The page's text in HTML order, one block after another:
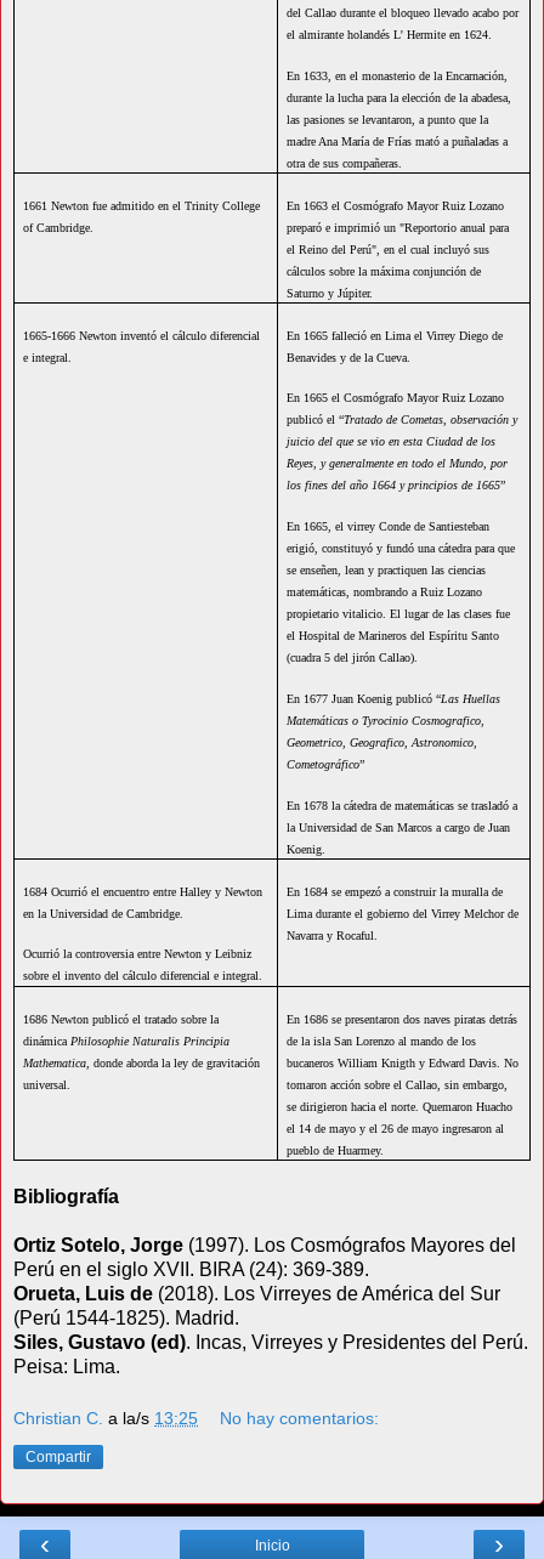
del Callao durante el bloqueo llevado acabo por
el almirante holandés L' Hermite en 1624.
En 1633, en el monasterio de la Encarnación,
durante la lucha para la elección de la abadesa,
las pasiones se levantaron, a punto que la
madre Ana María de Frías mató a puñaladas a
otra de sus compañeras.
1661 Newton fue admitido en el Trinity College
of Cambridge.
En 1663 el Cosmógrafo Mayor Ruiz Lozano
preparó e imprimió un "Reportorio anual para
el Reino del Perú", en el cual incluyó sus
cálculos sobre la máxima conjunción de
Saturno y Júpiter.
1665-1666 Newton inventó el cálculo diferencial
e integral.
En 1665 falleció en Lima el Virrey Diego de
Benavides y de la Cueva.
En 1665 el Cosmógrafo Mayor Ruiz Lozano
publicó el “Tratado de Cometas, observación y
juicio del que se vio en esta Ciudad de los
Reyes, y generalmente en todo el Mundo, por
los fines del año 1664 y principios de 1665”
En 1665, el virrey Conde de Santiesteban
erigió, constituyó y fundó una cátedra para que
se enseñen, lean y practiquen las ciencias
matemáticas, nombrando a Ruiz Lozano
propietario vitalicio. El lugar de las clases fue
el Hospital de Marineros del Espíritu Santo
(cuadra 5 del jirón Callao).
En 1677 Juan Koenig publicó “Las Huellas
Matemáticas o Tyrocinio Cosmografico,
Geometrico, Geografico, Astronomico,
Cometográfico”
En 1678 la cátedra de matemáticas se trasladó a
la Universidad de San Marcos a cargo de Juan
Koenig.
1684 Ocurrió el encuentro entre Halley y Newton
en la Universidad de Cambridge.
Ocurrió la controversia entre Newton y Leibniz
sobre el invento del cálculo diferencial e integral.
En 1684 se empezó a construir la muralla de
Lima durante el gobierno del Virrey Melchor de
Navarra y Rocaful.
1686 Newton publicó el tratado sobre la
dinámica Philosophie Naturalis Principia
Mathematica,donde aborda la ley de gravitación
universal.
En 1686 se presentaron dos naves piratas detrás
de la isla San Lorenzo al mando de los
bucaneros William Knigth y Edward Davis. No
tomaron acción sobre el Callao, sin embargo,
se dirigieron hacia el norte. Quemaron Huacho
el 14 de mayo y el 26 de mayo ingresaron al
pueblo de Huarmey.
Bibliografía
Ortiz Sotelo, Jorge (1997). Los Cosmógrafos Mayores del
Perú en el siglo XVII. BIRA (24): 369-389.
Orueta, Luis de (2018). Los Virreyes de América del Sur
(Perú 1544-1825). Madrid.
Siles, Gustavo (ed). Incas, Virreyes y Presidentes del Perú.
Peisa: Lima.
Christian C. a la/s 13:25 No hay comentarios:
Compartir
‹ ›
Inicio